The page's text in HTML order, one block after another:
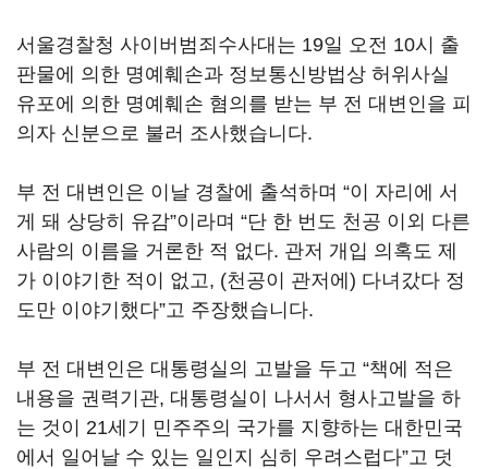
서울경찰청 사이버범죄수사대는 19일 오전 10시 출
판물에 의한 명예훼손과 정보통신방법상 허위사실
유포에 의한 명예훼손 혐의를 받는 부 전 대변인을 피
의자 신분으로 불러 조사했습니다.
부 전 대변인은 이날 경찰에 출석하며 “이 자리에 서
게 돼 상당히 유감”이라며 “단 한 번도 천공 이외 다른
사람의 이름을 거론한 적 없다. 관저 개입 의혹도 제
가 이야기한 적이 없고, (천공이 관저에) 다녀갔다 정
도만 이야기했다”고 주장했습니다.
부 전 대변인은 대통령실의 고발을 두고 “책에 적은
내용을 권력기관, 대통령실이 나서서 형사고발을 하
는 것이 21세기 민주주의 국가를 지향하는 대한민국
에서 일어날 수 있는 일인지 심히 우려스럽다”고 덧